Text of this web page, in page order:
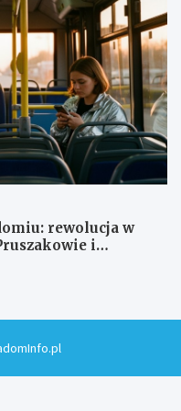
rewolucja w
i